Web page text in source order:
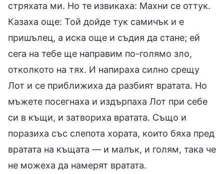
стряхата ми. Но те извикаха: Махни се оттук.
Казаха още: Той дойде тук самичък и е
пришълец, а иска още и съдия да стане; ей
сега на тебе ще направим по-голямо зло,
отколкото на тях. И напираха силно срещу
Лот и се приближиха да разбият вратата. Но
мъжете посегнаха и издърпаха Лот при себе
си в къщи, и затвориха вратата. Също и
поразиха със слепота хората, които бяха пред
вратата на къщата — и малък, и голям, така че
не можеха да намерят вратата.